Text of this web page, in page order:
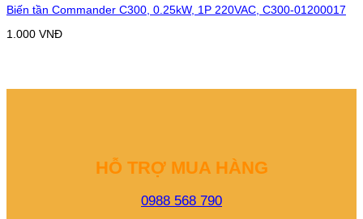
Biến tần Commander C300, 0.25kW, 1P 220VAC, C300-01200017
1.000 VNĐ
HỖ TRỢ MUA HÀNG
0988 568 790